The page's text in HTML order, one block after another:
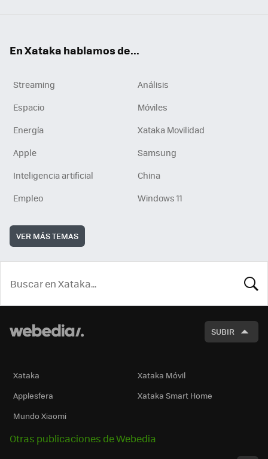
En Xataka hablamos de...
Streaming
Análisis
Espacio
Móviles
Energía
Xataka Movilidad
Apple
Samsung
Inteligencia artificial
China
Empleo
Windows 11
VER MÁS TEMAS
SUBIR
Xataka
Xataka Móvil
Applesfera
Xataka Smart Home
Mundo Xiaomi
Otras publicaciones de Webedia